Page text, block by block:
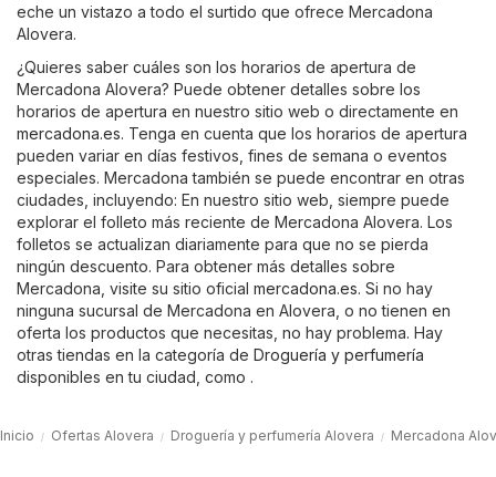
eche un vistazo a todo el surtido que ofrece Mercadona
Alovera.
¿Quieres saber cuáles son los horarios de apertura de
Mercadona Alovera? Puede obtener detalles sobre los
horarios de apertura en nuestro sitio web o directamente en
mercadona.es. Tenga en cuenta que los horarios de apertura
pueden variar en días festivos, fines de semana o eventos
especiales. Mercadona también se puede encontrar en otras
ciudades, incluyendo: En nuestro sitio web, siempre puede
explorar el folleto más reciente de Mercadona Alovera. Los
folletos se actualizan diariamente para que no se pierda
ningún descuento. Para obtener más detalles sobre
Mercadona, visite su sitio oficial mercadona.es. Si no hay
ninguna sucursal de Mercadona en Alovera, o no tienen en
oferta los productos que necesitas, no hay problema. Hay
otras tiendas en la categoría de Droguería y perfumería
disponibles en tu ciudad, como .
Inicio Ofertas Alovera Droguería y perfumería Alovera Mercadona